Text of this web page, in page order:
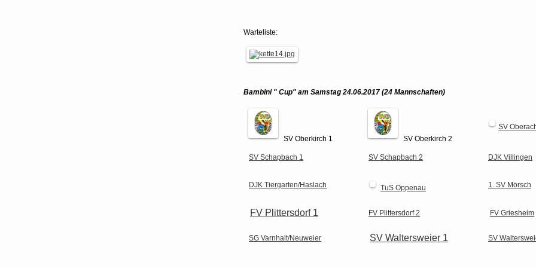
Warteliste:
Bambini " Cup" am Samstag 24.06.2017 (24 Mannschaften)
SV Oberkirch 1 SV Oberkirch 2
SV
SV Schapbach 1 SV Schapbach 2 DJK Villingen
DJK Tiergarten/Haslach TuS Oppenau 1. SV Mörsch
FV Plittersdorf 1 FV Plittersdorf 2 FV Griesheim
SG Varnhalt/Neuweier SV Waltersweier 1 SV